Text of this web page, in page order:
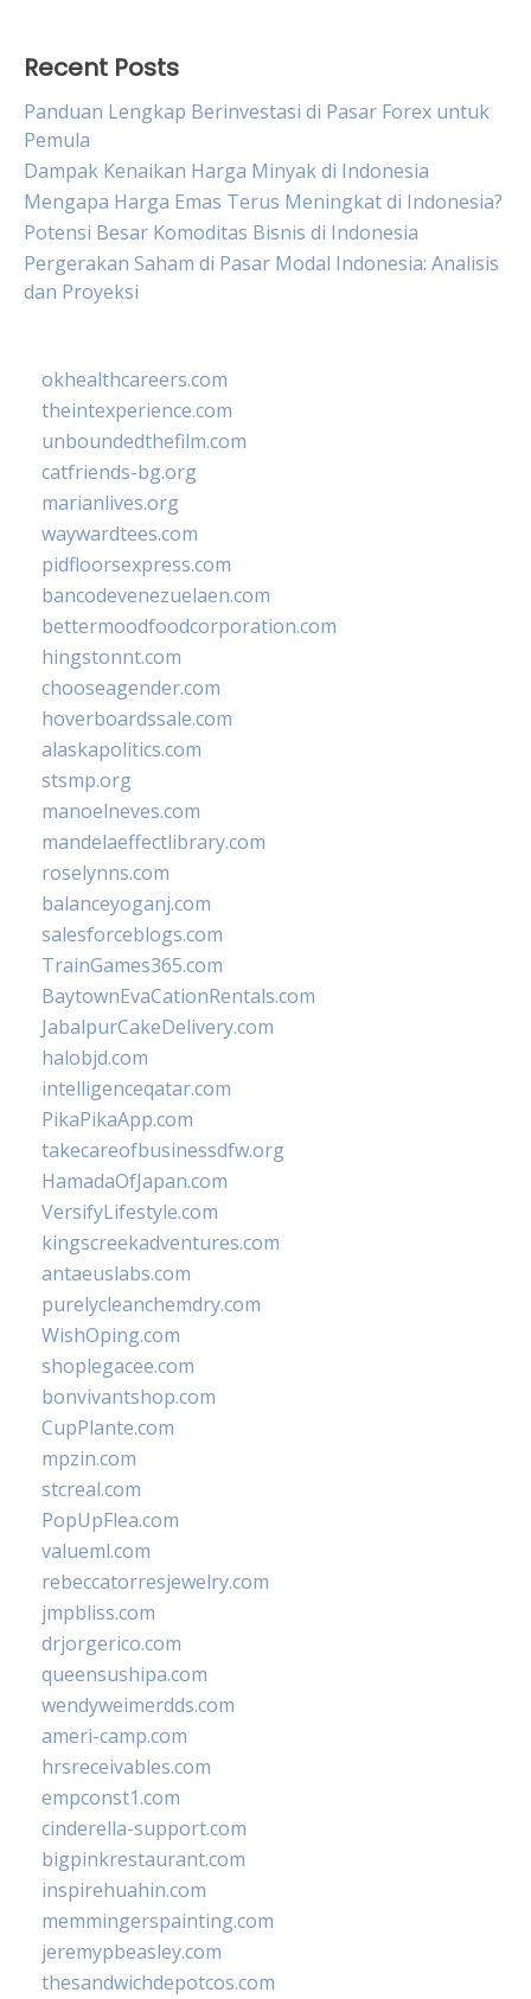
Recent Posts
Panduan Lengkap Berinvestasi di Pasar Forex untuk
Pemula
Dampak Kenaikan Harga Minyak di Indonesia
Mengapa Harga Emas Terus Meningkat di Indonesia?
Potensi Besar Komoditas Bisnis di Indonesia
Pergerakan Saham di Pasar Modal Indonesia: Analisis
dan Proyeksi
okhealthcareers.com
theintexperience.com
unboundedthefilm.com
catfriends-bg.org
marianlives.org
waywardtees.com
pidfloorsexpress.com
bancodevenezuelaen.com
bettermoodfoodcorporation.com
hingstonnt.com
chooseagender.com
hoverboardssale.com
alaskapolitics.com
stsmp.org
manoelneves.com
mandelaeffectlibrary.com
roselynns.com
balanceyoganj.com
salesforceblogs.com
TrainGames365.com
BaytownEvaCationRentals.com
JabalpurCakeDelivery.com
halobjd.com
intelligenceqatar.com
PikaPikaApp.com
takecareofbusinessdfw.org
HamadaOfJapan.com
VersifyLifestyle.com
kingscreekadventures.com
antaeuslabs.com
purelycleanchemdry.com
WishOping.com
shoplegacee.com
bonvivantshop.com
CupPlante.com
mpzin.com
stcreal.com
PopUpFlea.com
valueml.com
rebeccatorresjewelry.com
jmpbliss.com
drjorgerico.com
queensushipa.com
wendyweimerdds.com
ameri-camp.com
hrsreceivables.com
empconst1.com
cinderella-support.com
bigpinkrestaurant.com
inspirehuahin.com
memmingerspainting.com
jeremypbeasley.com
thesandwichdepotcos.com